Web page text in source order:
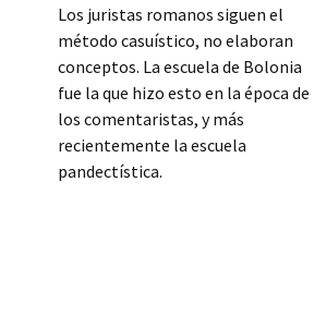
Los juristas romanos siguen el
método casuístico, no elaboran
conceptos. La escuela de Bolonia
fue la que hizo esto en la época de
los comentaristas, y más
recientemente la escuela
pandectística.